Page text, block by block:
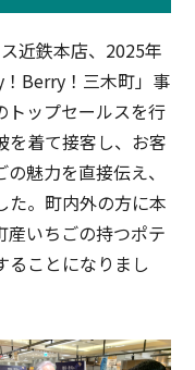
近鉄本店、2025年
Berry！三木町」事
トップセールスを行
を着て接客し、お客
魅力を直接伝え、
た。町内外の方に本
産いちごの持つポテ
ることになりまし